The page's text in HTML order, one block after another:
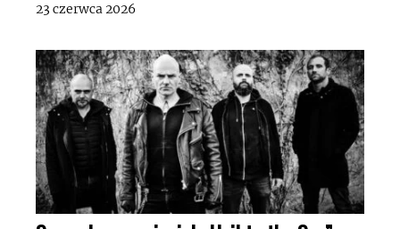
23 czerwca 2026